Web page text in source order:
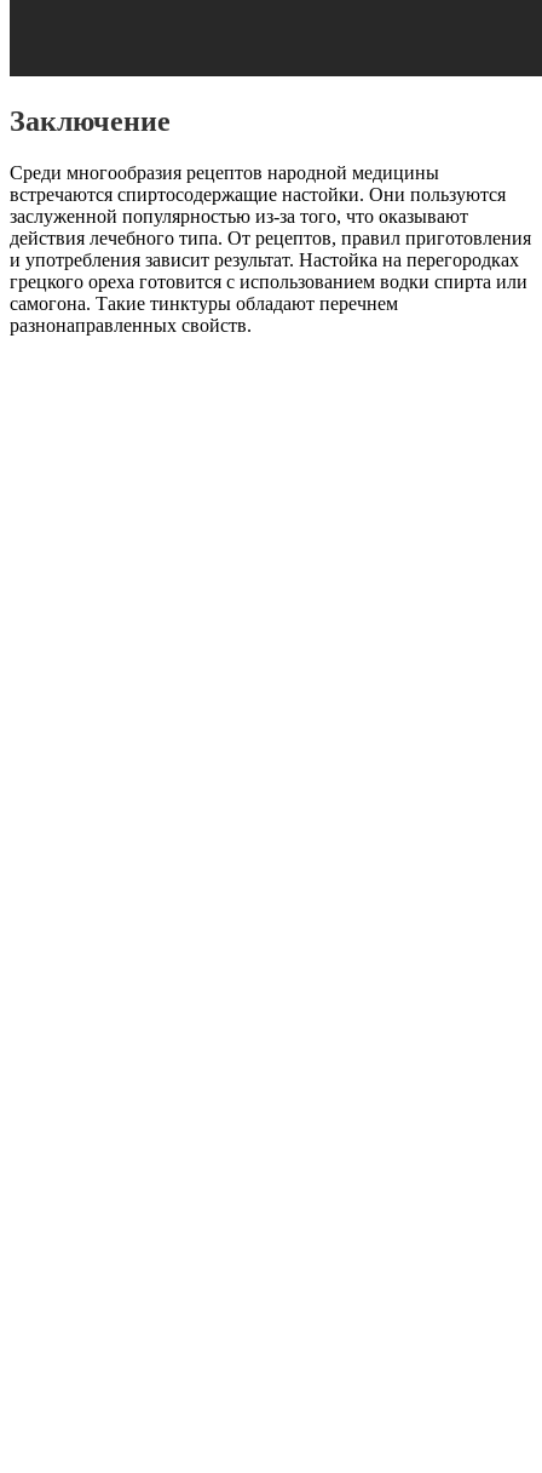
Заключение
Среди многообразия рецептов народной медицины
встречаются спиртосодержащие настойки. Они пользуются
заслуженной популярностью из-за того, что оказывают
действия лечебного типа. От рецептов, правил приготовления
и употребления зависит результат. Настойка на перегородках
грецкого ореха готовится с использованием водки спирта или
самогона. Такие тинктуры обладают перечнем
разнонаправленных свойств.